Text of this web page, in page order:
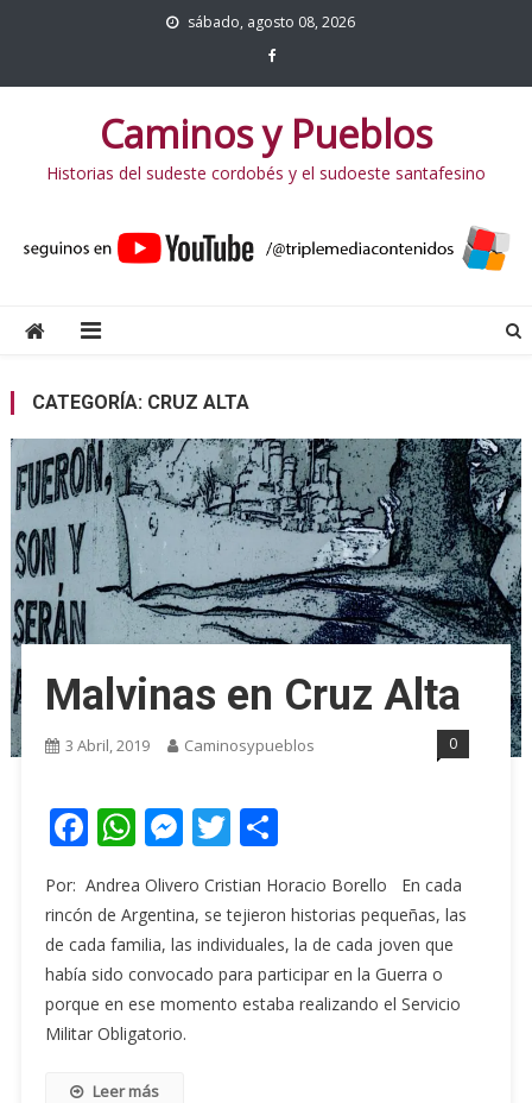
sábado, agosto 08, 2026
Caminos y Pueblos
Historias del sudeste cordobés y el sudoeste santafesino
CATEGORÍA: CRUZ ALTA
Malvinas en Cruz Alta
3 Abril, 2019 Caminosypueblos 0
Facebook
WhatsApp
Messenger
Twitter
Share
Por: Andrea Olivero Cristian Horacio Borello En cada
rincón de Argentina, se tejieron historias pequeñas, las
de cada familia, las individuales, la de cada joven que
había sido convocado para participar en la Guerra o
porque en ese momento estaba realizando el Servicio
Militar Obligatorio.
Leer más